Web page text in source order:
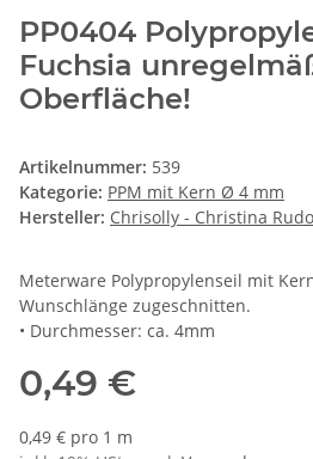
PP0404
Fuchsia
Oberfläche!
Artikelnummer: 539
Kategorie: PPM mit Kern Ø 4 mm
Hersteller: Chrisolly - Christina
Meterware Polypropylenseil mit
Wunschlänge zugeschnitten.
• Durchmesser: ca. 4mm
0,49 €
0,49 € pro 1 m